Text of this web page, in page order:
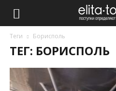
Теги Борисполь
ТЕГ: БОРИСПОЛЬ